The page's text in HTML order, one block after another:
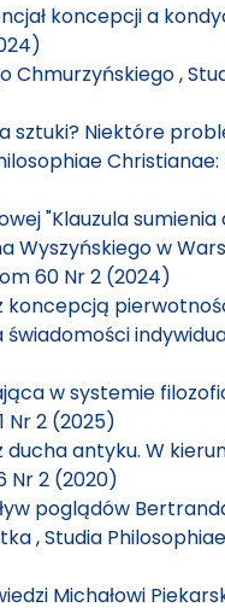
koncepcji a
Chmurzyńskiego,
sztuki? Niektóre
Christianae:
"Klauzula sumienia
Wyszyńskiego w
60 Nr 2 (2024)
koncepcją
w systemie
Nr 2 (2025)
antyku. W
Nr 2 (2020)
poglądów
,Studia
Michałowi